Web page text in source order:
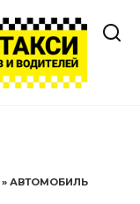
» АВТОМОБИЛЬ